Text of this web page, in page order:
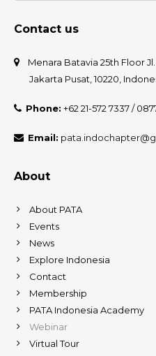
Contact us
Menara Batavia 25th Floor
Jakarta Pusat, 10220,
Phone: +62 21-572 7337 /
Email:
About
About PATA
Events
News
Explore Indonesia
Contact
Membership
PATA Indonesia Academy
Webinar
Virtual Tour